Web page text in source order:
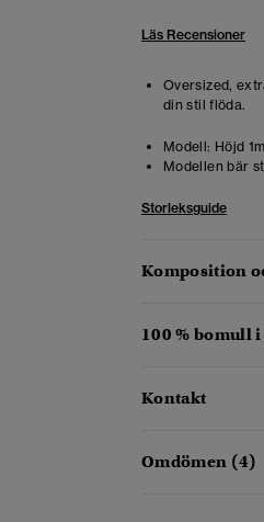
Läs Recensioner
Oversized,
din stil flöda.
Modell: Höjd
Modellen bär
Storleksguide
Komposition
100 % bomull
Kontakt
Omdömen (4)